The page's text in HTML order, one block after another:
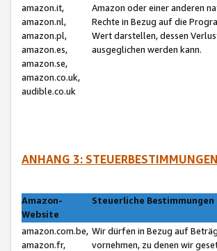
amazon.it,
amazon.nl,
amazon.pl,
amazon.es,
amazon.se,
amazon.co.uk,
audible.co.uk
Amazon oder einer anderen
Rechte in Bezug auf die
Wert darstellen, dessen
ausgeglichen werden kann.
ANHANG 3:
Amazon-
Website
Steuerliche Bestimmungen
amazon.com.be,
amazon.fr,
Wir dürfen in Bezug auf
vornehmen, zu denen wir